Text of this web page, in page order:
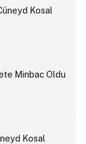
Kosal
Minbac Oldu
Kosal